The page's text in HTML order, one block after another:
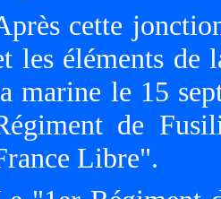
cette
les éléments de
marine le 15
de
Libre".